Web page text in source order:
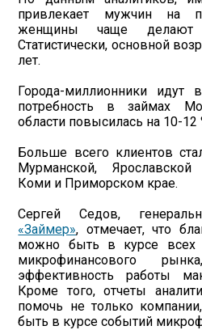
привлекает мужчин на
женщины чаще делают
Статистически, основной
лет.
Города-миллионники идут
потребность в займах
области повысилась на 10-12
Больше всего клиентов
Мурманской, Ярославской
Коми и Приморском крае.
Сергей Седов,
«Займер», отмечает, что
можно быть в курсе всех
микрофинансового
эффективность работы
Кроме того, отчеты
помочь не только
быть в курсе событий